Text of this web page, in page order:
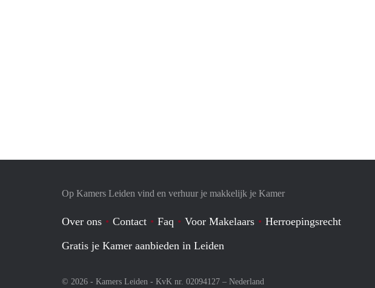
Op Kamers Leiden vind en verhuur je makkelijk je Kamer
Over ons Contact Faq Voor Makelaars
Herroepingsrecht
Gratis je Kamer aanbieden in Leiden
© 2026 - Kamers Leiden - KvK nr. 02094127 – Nederland